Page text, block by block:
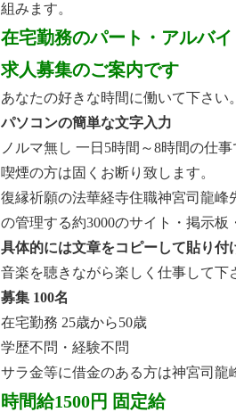
組みます。
在宅勤務のパート・アルバイ
求人募集のご案内です
あなたの好きな時間に働いて下さい。
パソコンの簡単な文字入力
ノルマ無し 一日5時間～8時間の仕事
喫煙の方は固くお断り致します。
復縁祈願の法華経寺住職神宮司龍峰
の管理する約3000のサイト・掲示板
具体的には文章をコピーして貼り付
音楽を聴きながら楽しく仕事して下
募集 100名
在宅勤務 25歳から50歳
学歴不問・経験不問
サラ金等に借金のある方は神宮司龍
時間給1500円 固定給